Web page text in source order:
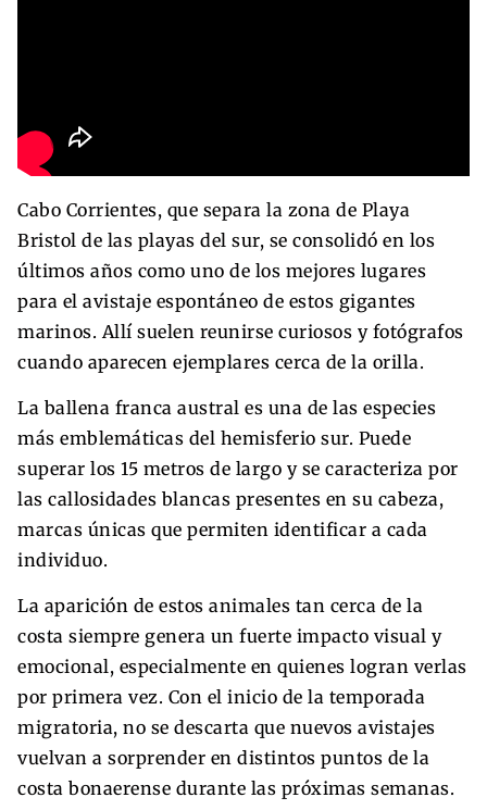
Cabo Corrientes, que separa la zona de Playa
Bristol de las playas del sur, se consolidó en los
últimos años como uno de los mejores lugares
para el avistaje espontáneo de estos gigantes
marinos. Allí suelen reunirse curiosos y fotógrafos
cuando aparecen ejemplares cerca de la orilla.
La ballena franca austral es una de las especies
más emblemáticas del hemisferio sur. Puede
superar los 15 metros de largo y se caracteriza por
las callosidades blancas presentes en su cabeza,
marcas únicas que permiten identificar a cada
individuo.
La aparición de estos animales tan cerca de la
costa siempre genera un fuerte impacto visual y
emocional, especialmente en quienes logran verlas
por primera vez. Con el inicio de la temporada
migratoria, no se descarta que nuevos avistajes
vuelvan a sorprender en distintos puntos de la
costa bonaerense durante las próximas semanas.